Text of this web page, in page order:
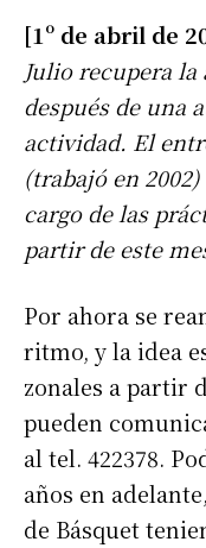
[1º de abril de
Julio recupera
después de una
actividad. El
(trabajó en
cargo de las
partir de este
Por ahora se
ritmo, y la idea
zonales a partir
pueden
al tel. 422378.
años en
de Básquet